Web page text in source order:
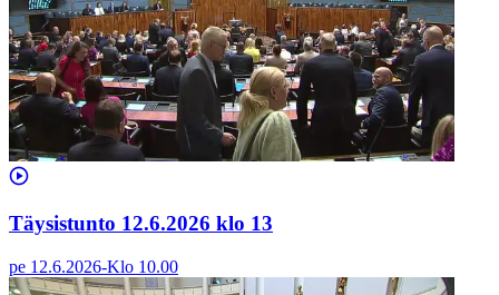
Täysistunto 12.6.2026 klo 13
pe 12.6.2026-Klo 10.00